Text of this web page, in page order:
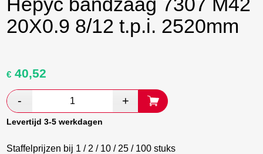
20X0.9 8/12 t.p.i. 2520mm
Oorspronkelijke
was:
€ 67,53.
€ 40,52
€ 39,17.
Levertijd 3-5 werkdagen
Staffelprijzen bij 1 / 2 / 10 / 25 / 100 stuks